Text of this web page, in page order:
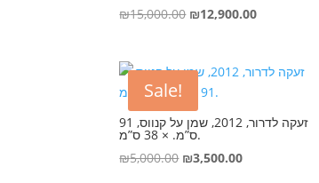
₪15,000.00 Original
₪15,000.00.
₪12,900.00Current
₪12,900.00.
Sale!
זעקה לדרור, 2012, שמן על קנווס, 91
ס”מ. × 38 ס”מ.
₪5,000.00 Original
₪3,500.00Current